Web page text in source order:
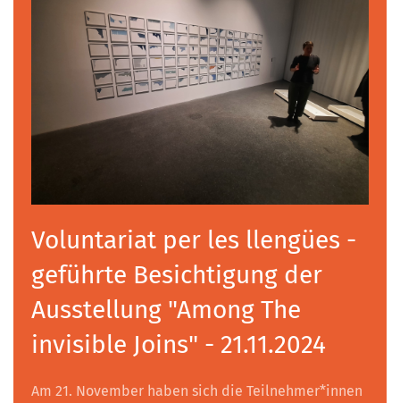
Voluntariat per les llengües -
geführte Besichtigung der
Ausstellung "Among The
invisible Joins" - 21.11.2024
Am 21. November haben sich die Teilnehmer*innen